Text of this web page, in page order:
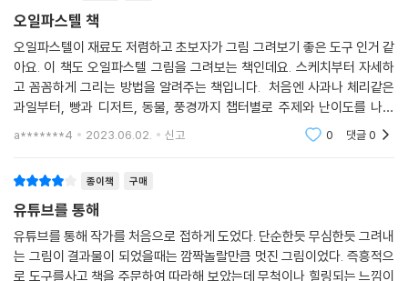
오일파스텔 책
오일파스텔이 재료도 저렴하고 초보자가 그림 그려보기 좋은 도구 인거 같
아요. 이 책도 오일파스텔 그림을 그려보는 책인데요. 스케치부터 자세하
고 꼼꼼하게 그리는 방법을 알려주는 책입니다. 처음엔 사과나 체리같은
과일부터, 빵과 디저트, 동물, 풍경까지 챕터별로 주제와 난이도를 나눠
서 다루고 있어요. 끝부분에 그리기 어려운 스케치 도안이 수록된 컬러링
a*******4 2023.06.02. 신고 0 댓글0
종이책 구매
유튜브를 통해
유튜브를 통해 작가를 처음으로 접하게 도었다. 단순한듯 무심한듯 그려내
는 그림이 결과물이 되었을때는 깜짝놀랄만큼 멋진 그림이었다. 즉흥적으
로 도구를사고 책을 주문하여 따라해 보았는데 무척이나 힐링되는 느낌이